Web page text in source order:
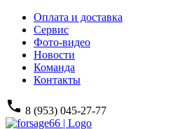
Оплата и доставка
Сервис
Фото-видео
Новости
Команда
Контакты
phone 8 (953) 045-27-77